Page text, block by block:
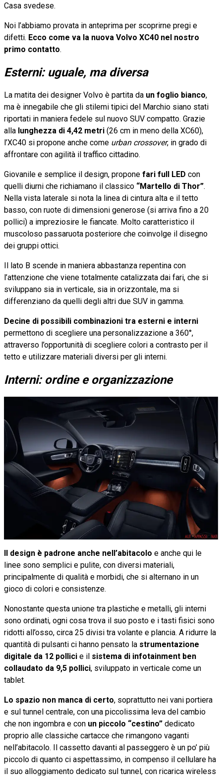
Casa svedese.
Noi l’abbiamo provata in anteprima per scoprirne pregi e
difetti. Ecco come va la nuova Volvo XC40 nel nostro
primo contatto.
Esterni: uguale, ma diversa
La matita dei designer Volvo è partita da un foglio bianco,
ma è innegabile che gli stilemi tipici del Marchio siano stati
riportati in maniera fedele sul nuovo SUV compatto. Grazie
alla lunghezza di 4,42 metri (26 cm in meno della XC60),
l’XC40 si propone anche come urban crossover, in grado di
affrontare con agilità il traffico cittadino.
Giovanile e semplice il design, propone fari full LED con
quelli diurni che richiamano il classico “Martello di Thor”.
Nella vista laterale si nota la linea di cintura alta e il tetto
basso, con ruote di dimensioni generose (si arriva fino a 20
pollici) a impreziosire le fiancate. Molto caratteristico il
muscoloso passaruota posteriore che coinvolge il disegno
dei gruppi ottici.
Il lato B scende in maniera abbastanza repentina con
l’attenzione che viene totalmente catalizzata dai fari, che si
sviluppano sia in verticale, sia in orizzontale, ma si
differenziano da quelli degli altri due SUV in gamma.
Decine di possibili combinazioni tra esterni e interni
permettono di scegliere una personalizzazione a 360°,
attraverso l’opportunità di scegliere colori a contrasto per il
tetto e utilizzare materiali diversi per gli interni.
Interni: ordine e organizzazione
Il design è padrone anche nell’abitacolo e anche qui le
linee sono semplici e pulite, con diversi materiali,
principalmente di qualità e morbidi, che si alternano in un
gioco di colori e consistenze.
Nonostante questa unione tra plastiche e metalli, gli interni
sono ordinati, ogni cosa trova il suo posto e i tasti fisici sono
ridotti all’osso, circa 25 divisi tra volante e plancia. A ridurre la
quantità di pulsanti ci hanno pensato la strumentazione
digitale da 12 pollici e il sistema di infotainment ben
collaudato da 9,5 pollici, sviluppato in verticale come un
tablet.
Lo spazio non manca di certo, soprattutto nei vani portiera
e sul tunnel centrale, con una piccolissima leva del cambio
che non ingombra e con un piccolo “cestino” dedicato
proprio alle classiche cartacce che rimangono vaganti
nell’abitacolo. Il cassetto davanti al passeggero è un po’ più
piccolo di quanto ci aspettassimo, in compenso il cellulare ha
il suo alloggiamento dedicato sul tunnel, con ricarica wireless